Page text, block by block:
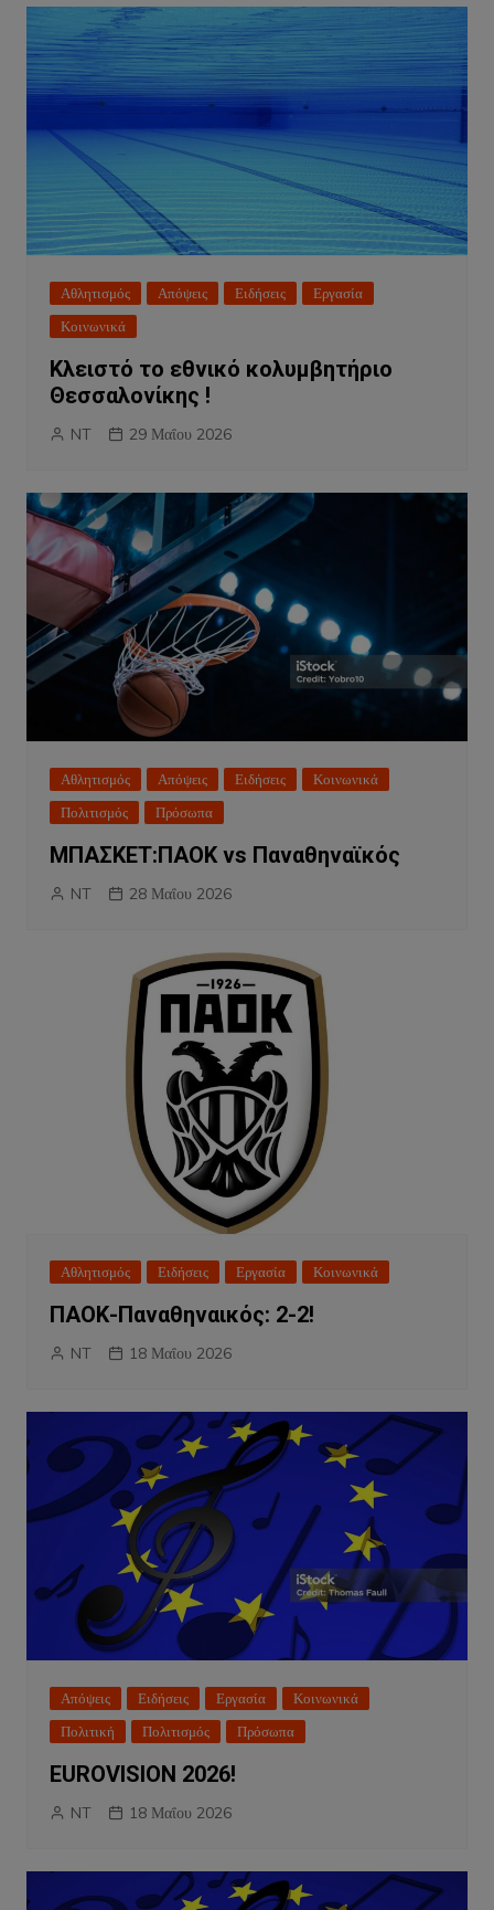
Αθλητισμός Απόψεις Ειδήσεις
Εργασία
Κοινωνικά
Κλειστό το εθνικό κολυμβητήριο
Θεσσαλονίκης !
NT 29 Μαΐου 2026
Αθλητισμός Απόψεις Ειδήσεις
Κοινωνικά
Πολιτισμός
Πρόσωπα
ΜΠΑΣΚΕΤ:ΠΑΟΚ vs Παναθηναϊκός
NT 28 Μαΐου 2026
Αθλητισμός Ειδήσεις Εργασία Κοινωνικά
ΠΑΟΚ-Παναθηναικός: 2-2!
NT 18 Μαΐου 2026
Απόψεις Ειδήσεις Εργασία
Κοινωνικά
Πολιτική
Πολιτισμός Πρόσωπα
EUROVISION 2026!
NT 18 Μαΐου 2026